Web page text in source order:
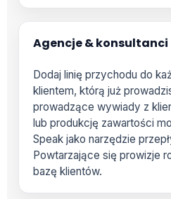
Agencje & konsultanci
Dodaj linię przychodu do
klientem, którą już
prowadzące wywiady z
lub produkcję zawartości
Speak jako narzędzie
Powtarzające się prowizje
bazę klientów.